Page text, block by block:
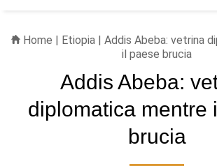
Home | Etiopia| Addis Abeba: vetrina
il paese brucia
Addis Abeba:
diplomatica mentre
brucia